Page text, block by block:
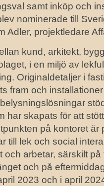
samt inköp och
nominerade till
Adler, projektledare
kund, arkitekt,
i en miljö av
Originaldetaljer i
fram och
har skapats för att
på kontoret är
till lek och social
och arbetar, särskilt
och på
2023 och i april